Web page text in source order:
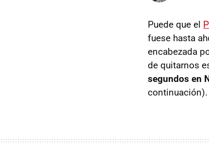
Puede que el
fuese hasta
encabezada
de quitarnos
segundos en
continuación).